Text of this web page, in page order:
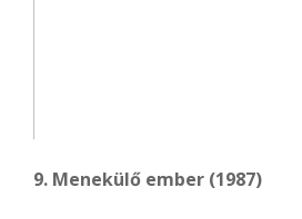
9. Menekülő ember (1987)